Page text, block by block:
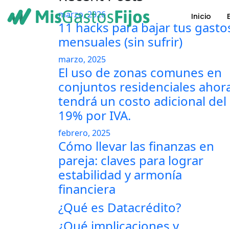
Inicio
Skip to main content
marzo, 2026
11 hacks para bajar tus
mensuales (sin sufrir)
marzo, 2025
El uso de zonas comunes en
conjuntos residenciales
tendrá un costo adicional del
19% por IVA.
febrero, 2025
Cómo llevar las finanzas en
pareja: claves para lograr
estabilidad y armonía
financiera
¿Qué es Datacrédito?